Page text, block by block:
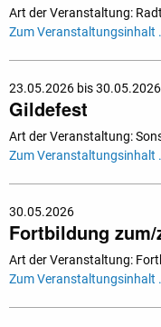
Art der Veranstaltung:
Zum Veranstaltungsinhalt
23.05.2026 bis 30.05.2026
Gildefest
Art der Veranstaltung:
Zum Veranstaltungsinhalt
30.05.2026
Fortbildung
Art der Veranstaltung:
Zum Veranstaltungsinhalt